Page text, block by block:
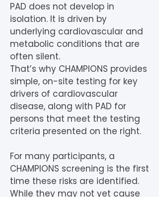
PAD does not develop in
isolation. It is driven by
underlying cardiovascular and
metabolic conditions that are
often silent.
That’s why CHAMPIONS provides
simple, on-site testing for key
drivers of cardiovascular
disease, along with PAD for
persons that meet the testing
criteria presented on the right.
For many participants, a
CHAMPIONS screening is the first
time these risks are identified.
While they may not yet cause